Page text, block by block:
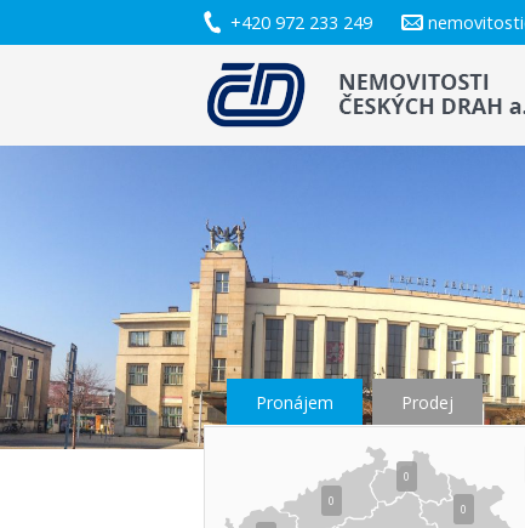
+420 972 233 249
Pronájem Prodej
0
0
0